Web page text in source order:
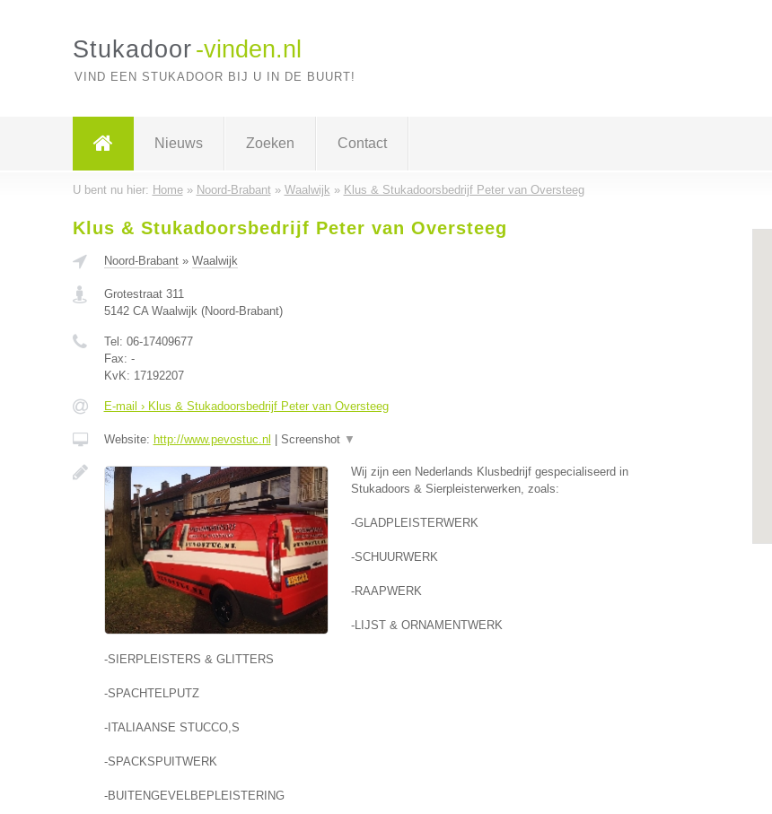
Stukadoor -vinden.nl
VIND EEN STUKADOOR BIJ U IN DE BUURT!
Nieuws Zoeken Contact
U bent nu hier: Home» Noord-Brabant» Waalwijk » Klus & Stukadoorsbedrijf Peter van Oversteeg
Klus & Stukadoorsbedrijf Peter van Oversteeg
Noord-Brabant» Waalwijk
Grotestraat 311
5142 CA Waalwijk(Noord-Brabant)
Tel: 06-17409677
Fax: -
KvK: 17192207
E-mail › Klus & Stukadoorsbedrijf Peter van Oversteeg
Website: http://www.pevostuc.nl Screenshot ▼
Wij zijn een Nederlands Klusbedrijf gespecialiseerd in
Stukadoors & Sierpleisterwerken, zoals:
-GLADPLEISTERWERK
-SCHUURWERK
-RAAPWERK
-LIJST & ORNAMENTWERK
-SIERPLEISTERS & GLITTERS
-SPACHTELPUTZ
-ITALIAANSE STUCCO,S
-SPACKSPUITWERK
-BUITENGEVELBEPLEISTERING